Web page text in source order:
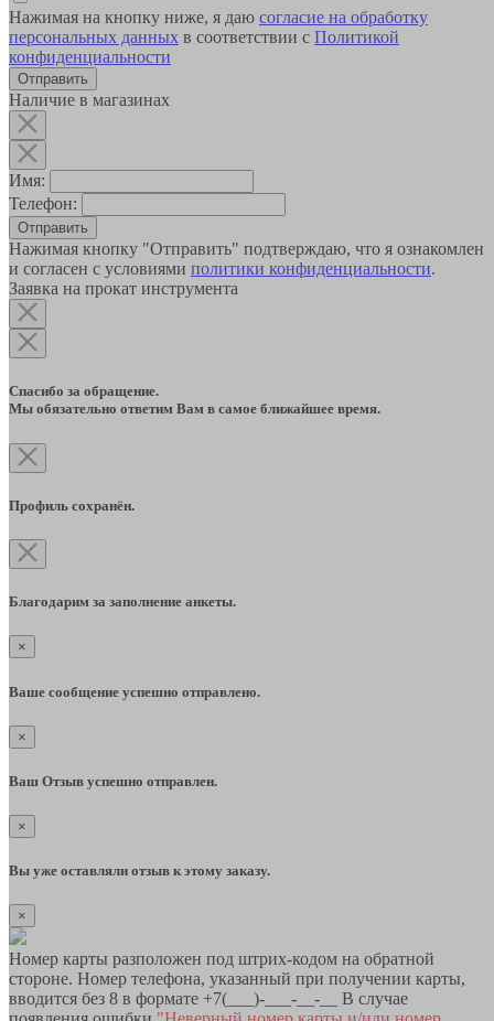
Нажимая на кнопку ниже, я даю согласие на обработку
персональных данных в соответствии с Политикой
конфиденциальности
Наличие в магазинах
Имя:
Телефон:
Отправить
Нажимая кнопку "Отправить" подтверждаю, что я ознакомлен
и согласен с условиями политики конфиденциальности.
Заявка на прокат инструмента
Спасибо за обращение.
Мы обязательно ответим Вам в самое ближайшее время.
Профиль сохранён.
Благодарим за заполнение анкеты.
×
Ваше сообщение успешно отправлено.
×
Ваш Отзыв успешно отправлен.
×
Вы уже оставляли отзыв к этому заказу.
×
Номер карты разположен под штрих-кодом на обратной
стороне. Номер телефона, указанный при получении карты,
вводится без 8 в формате +7(___)-___-__-__ В случае